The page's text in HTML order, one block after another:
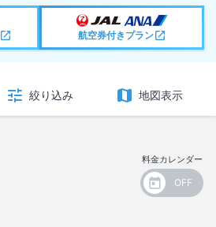
航空券付きプラン
絞り込み 地図表示
料金カレンダー